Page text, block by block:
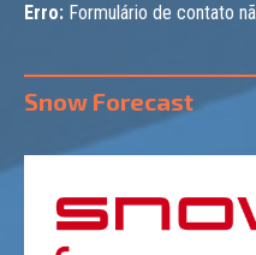
Erro: Formulário de contato
Snow Forecast